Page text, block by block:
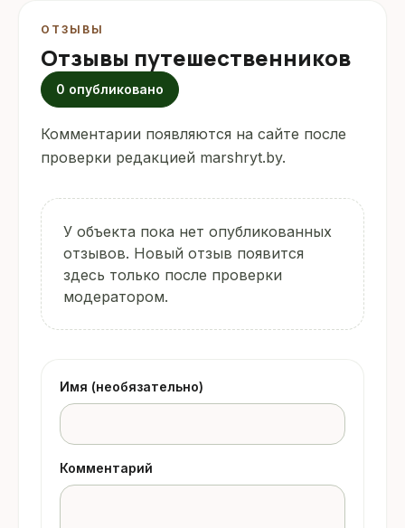
ОТЗЫВЫ
Отзывы путешественников
0 опубликовано
Комментарии появляются на сайте после
проверки редакцией marshryt.by.
У объекта пока нет опубликованных
отзывов. Новый отзыв появится
здесь только после проверки
модератором.
Имя (необязательно)
Комментарий